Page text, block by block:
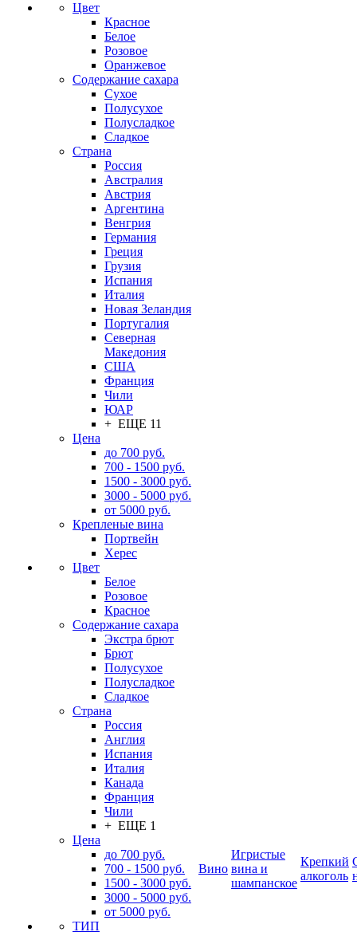
Цвет
Красное
Белое
Розовое
Оранжевое
Содержание сахара
Сухое
Полусухое
Полусладкое
Сладкое
Страна
Россия
Австралия
Австрия
Аргентина
Венгрия
Германия
Греция
Грузия
Испания
Италия
Новая Зеландия
Португалия
Северная
Македония
США
Франция
Чили
ЮАР
+ ЕЩЕ 11
Цена
до 700 руб.
700 - 1500 руб.
1500 - 3000 руб.
3000 - 5000 руб.
от 5000 руб.
Крепленые вина
Портвейн
Херес
Цвет
Белое
Розовое
Красное
Содержание сахара
Экстра брют
Брют
Полусухое
Полусладкое
Сладкое
Страна
Россия
Англия
Испания
Италия
Канада
Франция
Чили
+ ЕЩЕ 1
Цена
до 700 руб.
700 - 1500 руб.
1500 - 3000 руб.
3000 - 5000 руб.
от 5000 руб.
ТИП
Вино
Игристые
вина и
шампанское
Крепкий
алкоголь